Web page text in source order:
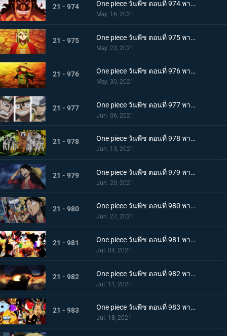
21 - 974 One piece วันพีช ตอนที่ 974 พากย์ไทย โอเด้งจะไม่ใช่โอเด้งถ้าไม่ต้ม!
May. 16, 2021
21 - 975 One piece วันพีช ตอนที่ 975 พากย์ไทย ปราสาทลุกเป็นไฟ! โชคชะตาของตระกูลโคสึกิ!
May. 23, 2021
21 - 976 One piece วันพีช ตอนที่ 976 พากย์ไทย กลับสู่ปัจจุบัน! 20 ปีต่อมา
May. 30, 2021
21 - 977 One piece วันพีช ตอนที่ 977 พากย์ไทย ทะเลมีไว้สำหรับโจรสลัด! บุก! มุ่งสู่โอนิกาชิมะ
Jun. 06, 2021
21 - 978 One piece วันพีช ตอนที่ 978 พากย์ไทย รุ่นที่เลวร้ายที่สุดมาแล้ว! การต่อสู้กลางทะเลอันดุเดือด
Jun. 13, 2021
21 - 979 One piece วันพีช ตอนที่ 979 พากย์ไทย โชคดีงั้นรึ!? แผนการของคินเอม่อน
Jun. 20, 2021
21 - 980 One piece วันพีช ตอนที่ 980 พากย์ไทย สัญญาแห่งน้ำตา! โมโมโนะสุเกะถูกลักพาตัว
Jun. 27, 2021
21 - 981 One piece วันพีช ตอนที่ 981 พากย์ไทย พวกพ้องคนใหม่! ชายชาตรีแห่งท้องทะเล จินเบ!
Jul. 04, 2021
21 - 982 One piece วันพีช ตอนที่ 982 พากย์ไทย ไพ่ตายของไคโด หกล่องนภาปรากฏตัว
Jul. 11, 2021
21 - 983 One piece วันพีช ตอนที่ 983 พากย์ไทย เหล่าซามูไรเอาจริง! ขึ้นฝั่งเกาะโอนิกาชิมะ
Jul. 18, 2021